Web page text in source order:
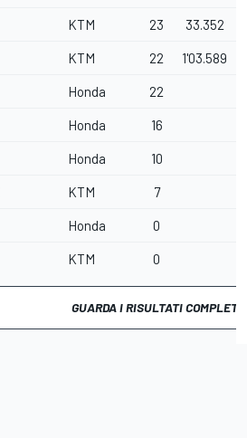
KTM 23 33.352
KTM 22 1'03.589
Honda 22
Honda 16
Honda 10
KTM 7
Honda 0
KTM 0
GUARDA I RISULTATI COMPLETI